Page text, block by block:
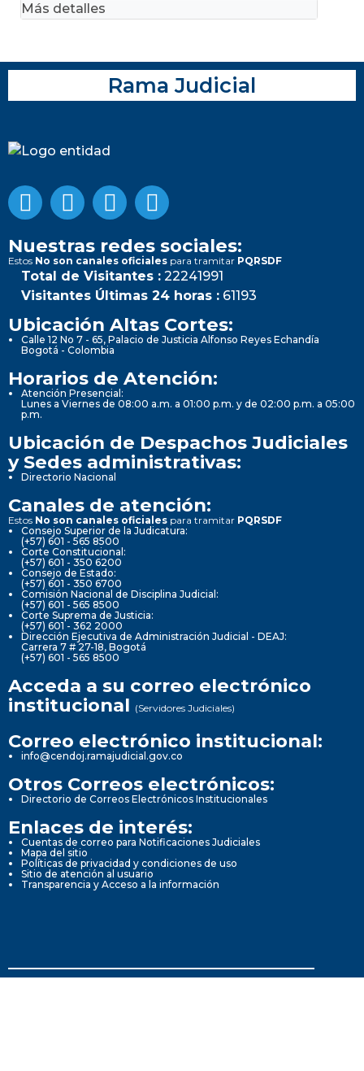
Más detalles
Rama Judicial
Nuestras redes sociales:
Estos No son canales oficiales para tramitar PQRSDF
Total de Visitantes : 22241991
Visitantes Últimas 24 horas : 61193
Ubicación Altas Cortes:
Calle 12 No 7 - 65, Palacio de Justicia Alfonso Reyes Echandía
Bogotá - Colombia
Horarios de Atención:
Atención Presencial:
Lunes a Viernes de 08:00 a.m. a 01:00 p.m. y de 02:00 p.m. a 05:00
p.m.
Ubicación de Despachos Judiciales
y Sedes administrativas:
Directorio Nacional
Canales de atención:
Estos No son canales oficiales para tramitar PQRSDF
Consejo Superior de la Judicatura:
(+57) 601 - 565 8500
Corte Constitucional:
(+57) 601 - 350 6200
Consejo de Estado:
(+57) 601 - 350 6700
Comisión Nacional de Disciplina Judicial:
(+57) 601 - 565 8500
Corte Suprema de Justicia:
(+57) 601 - 362 2000
Dirección Ejecutiva de Administración Judicial - DEAJ:
Carrera 7 # 27-18, Bogotá
(+57) 601 - 565 8500
Acceda a su correo electrónico
institucional (Servidores Judiciales)
Correo electrónico institucional:
info@cendoj.ramajudicial.gov.co
Otros Correos electrónicos:
Directorio de Correos Electrónicos Institucionales
Enlaces de interés:
Cuentas de correo para Notificaciones Judiciales
Mapa del sitio
Políticas de privacidad y condiciones de uso
Sitio de atención al usuario
Transparencia y Acceso a la información